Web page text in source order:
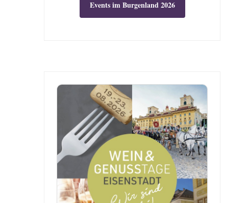
Events im Burgenland 2026